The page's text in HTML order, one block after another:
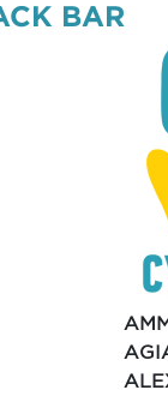
BAR